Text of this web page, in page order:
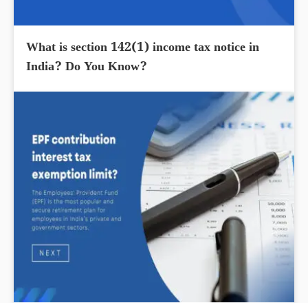
What is section 142(1) income tax notice in
India? Do You Know?